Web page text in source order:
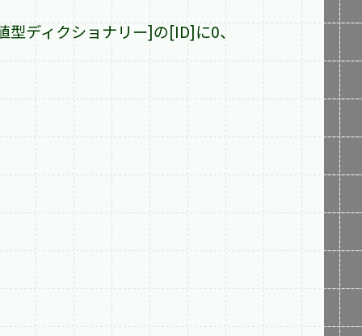
ディクショナリー]の[ID]に0、